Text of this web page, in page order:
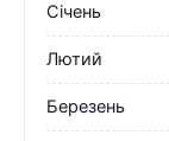
Січень
Лютий
Березень